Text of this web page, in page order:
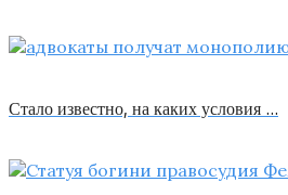
Стало известно, на каких условия …